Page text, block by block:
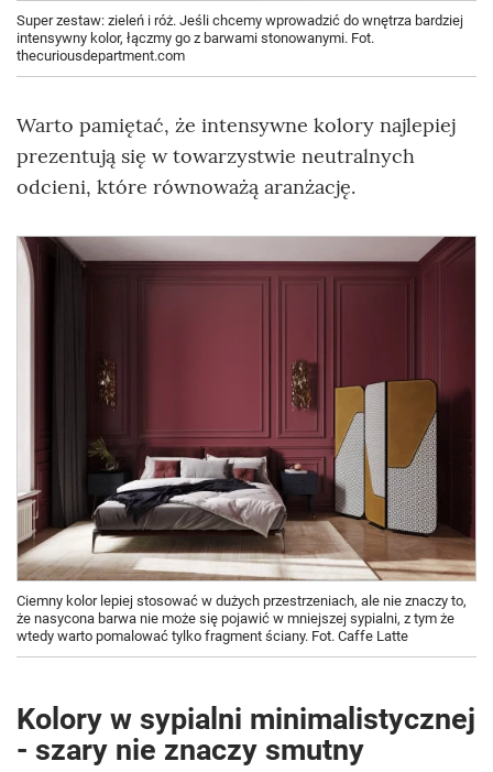
Super zestaw: zieleń i róż. Jeśli chcemy wprowadzić do wnętrza bardziej
intensywny kolor, łączmy go z barwami stonowanymi. Fot.
thecuriousdepartment.com
Warto pamiętać, że intensywne kolory najlepiej
prezentują się w towarzystwie neutralnych
odcieni, które równoważą aranżację.
Ciemny kolor lepiej stosować w dużych przestrzeniach, ale nie znaczy to,
że nasycona barwa nie może się pojawić w mniejszej sypialni, z tym że
wtedy warto pomalować tylko fragment ściany. Fot. Caffe Latte
Kolory w sypialni minimalistycznej
- szary nie znaczy smutny